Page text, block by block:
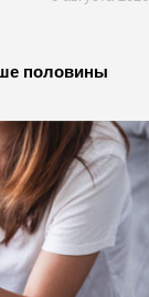
половины